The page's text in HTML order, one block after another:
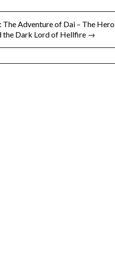
The Adventure of Dai – The Hero
the Dark Lord of Hellfire →